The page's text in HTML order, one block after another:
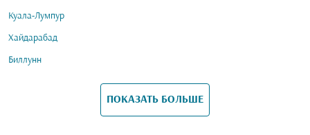
Куала-Лумпур
Хайдарабад
Биллунн
ПОКАЗАТЬ БОЛЬШЕ